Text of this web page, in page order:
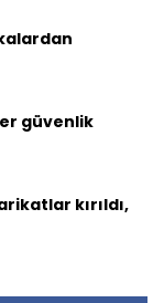
güvenlik
kırıldı,